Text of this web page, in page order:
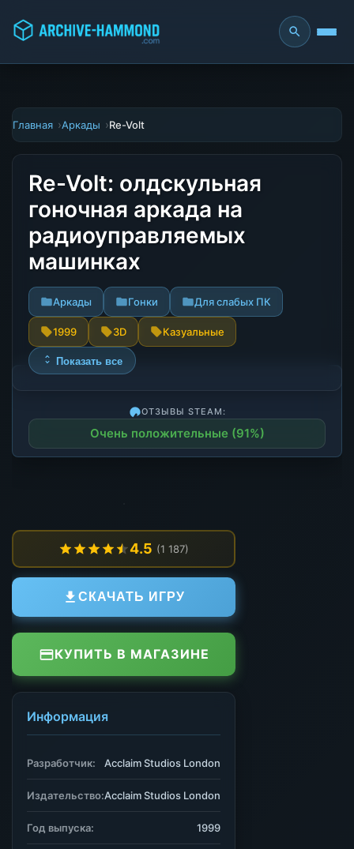
Главная Аркады Re-Volt
Re-Volt: олдскульная
гоночная аркада на
радиоуправляемых
машинках
Аркады Гонки Для слабых ПК
1999 3D Казуальные
Показать все
ОТЗЫВЫ STEAM:
Очень положительные (91%)
4.5 (1 187)
СКАЧАТЬ ИГРУ
КУПИТЬ В МАГАЗИНЕ
Информация
Разработчик: Acclaim Studios London
Издательство:Acclaim Studios London
Год выпуска: 1999